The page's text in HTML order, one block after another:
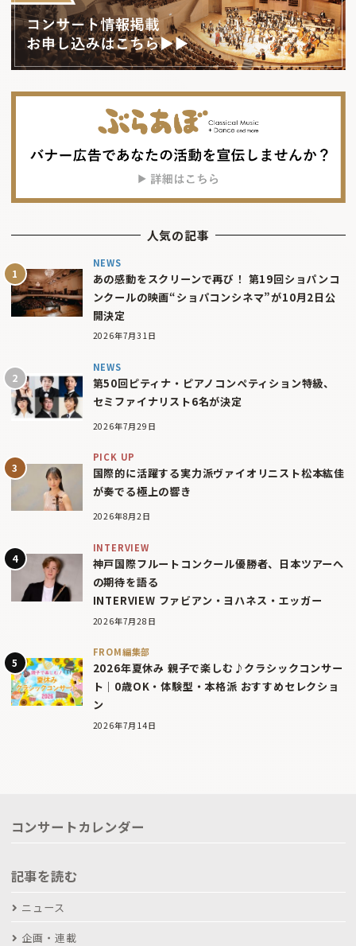
人気の記事
NEWS
あの感動をスクリーンで再び！ 第19回ショパンコ
ンクールの映画“ショパコンシネマ”が10月2日公
開決定
2026年7月31日
NEWS
第50回ピティナ・ピアノコンペティション特級、
セミファイナリスト6名が決定
2026年7月29日
PICK UP
国際的に活躍する実力派ヴァイオリニスト松本紘佳
が奏でる極上の響き
2026年8月2日
INTERVIEW
神戸国際フルートコンクール優勝者、日本ツアーへ
の期待を語る
INTERVIEW ファビアン・ヨハネス・エッガー
2026年7月28日
FROM編集部
2026年夏休み 親子で楽しむ♪クラシックコンサー
ト｜0歳OK・体験型・本格派 おすすめセレクショ
ン
2026年7月14日
コンサートカレンダー
記事を読む
ニュース
企画・連載